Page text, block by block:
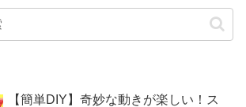
【簡単DIY】奇妙な動きが楽しい！ス